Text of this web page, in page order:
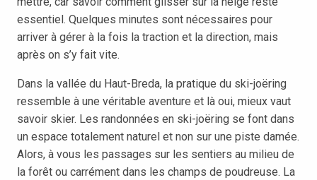
essentiel. Quelques minutes sont nécessaires pour
arriver à gérer à la fois la traction et la direction, mais
après on s’y fait vite.
Dans la vallée du Haut-Breda, la pratique du ski-joëring
ressemble à une véritable aventure et là oui, mieux vaut
savoir skier. Les randonnées en ski-joëring se font dans
un espace totalement naturel et non sur une piste damée.
Alors, à vous les passages sur les sentiers au milieu de
la forêt ou carrément dans les champs de poudreuse. La